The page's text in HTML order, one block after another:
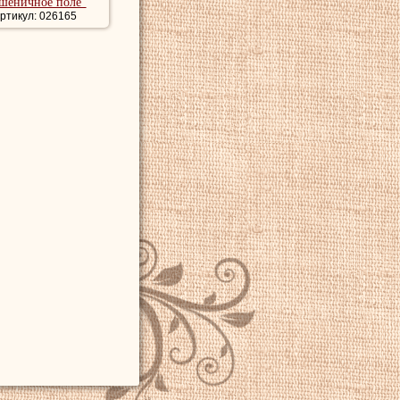
026165